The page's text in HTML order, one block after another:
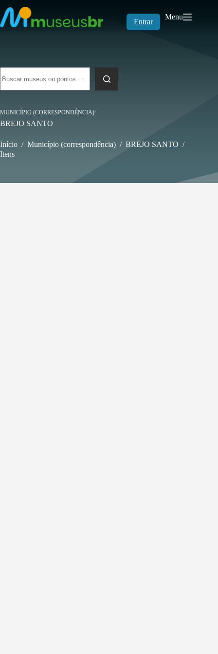
para
o
conteúdo
Entrar
Menu
resultados
MUNICÍPIO (CORRESPONDÊNCIA)
BREJO SANTO
Início / Município (correspondência) / BREJO SANTO /
Itens